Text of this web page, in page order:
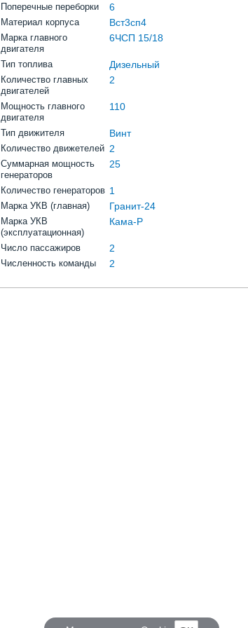
Поперечные переборки 6
Материал корпуса Вст3сп4
Марка главного
двигателя
6ЧСП 15/18
Тип топлива Дизельный
Количество главных
двигателей
2
Мощность главного
двигателя
110
Тип движителя Винт
Количество движетелей 2
Суммарная мощность
генераторов
25
Количество генераторов 1
Марка УКВ (главная) Гранит-24
Марка УКВ
(эксплуатационная)
Кама-Р
Число пассажиров 2
Численность команды 2